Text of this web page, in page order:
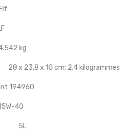
kg
x 23.8 x 10 cm; 2.4 kilogrammes
‎194960
40
: 5L